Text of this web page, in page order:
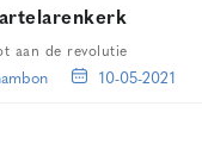
aan de revolutie
10-05-2021